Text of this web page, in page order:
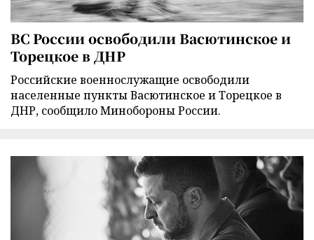
ВС России освободили Васютинское и
Торецкое в ДНР
Российские военнослужащие освободили
населенные пункты Васютинское и Торецкое в
ДНР, сообщило Минобороны России.